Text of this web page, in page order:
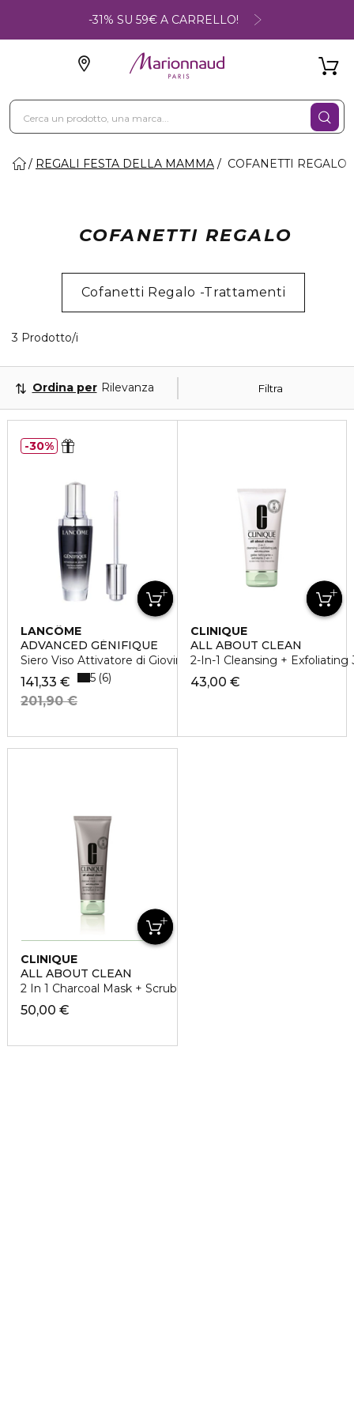
-31% SU 59€ A CARRELLO!
REGALI FESTA DELLA MAMMA COFANETTI REGALO
COFANETTI REGALO
Cofanetti Regalo -Trattamenti
3 Prodotto/i
Filtra
Ordina per Rilevanza
LANCÔME
ADVANCED GÉNIFIQUE
Siero Viso Attivatore di Giovinezza
141,33 €
201,90 €
5 6
30%
CLINIQUE
ALL ABOUT CLEAN
2-In-1 Cleansing + Exfoliating
43,00 €
CLINIQUE
ALL ABOUT CLEAN
2 In 1 Charcoal Mask + Scrub
50,00 €